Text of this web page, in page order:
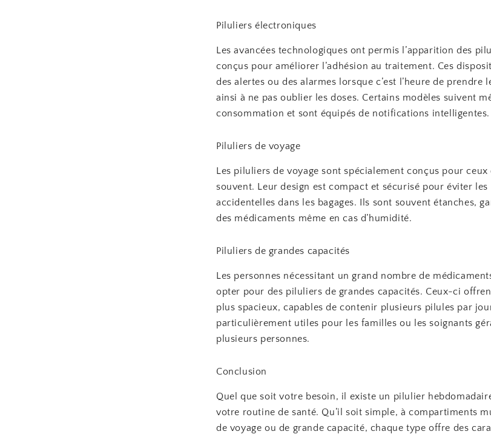
Piluliers électroniques
Les avancées technologiques ont permis l’apparition des
conçus pour améliorer l’adhésion au traitement. Ces
des alertes ou des alarmes lorsque c’est l’heure de prendre
ainsi à ne pas oublier les doses. Certains modèles suivent
consommation et sont équipés de notifications intelligentes.
Piluliers de voyage
Les piluliers de voyage sont spécialement conçus pour ceux
souvent. Leur design est compact et sécurisé pour éviter
accidentelles dans les bagages. Ils sont souvent étanches,
des médicaments même en cas d’humidité.
Piluliers de grandes capacités
Les personnes nécessitant un grand nombre de
opter pour des piluliers de grandes capacités. Ceux-ci
plus spacieux, capables de contenir plusieurs pilules par
particulièrement utiles pour les familles ou les soignants
plusieurs personnes.
Conclusion
Quel que soit votre besoin, il existe un pilulier
votre routine de santé. Qu’il soit simple, à compartiments
de voyage ou de grande capacité, chaque type offre des